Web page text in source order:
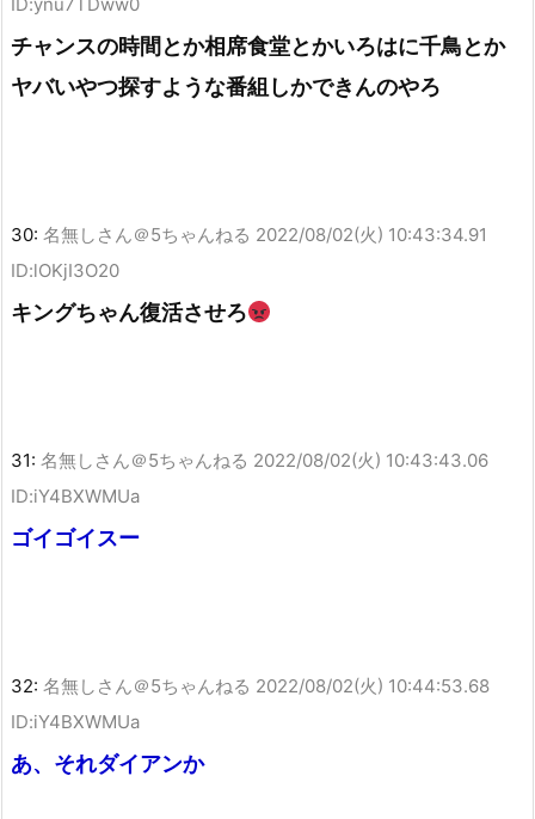
チャンスの時間とか相席食堂とかいろはに千鳥とか
ヤバいやつ探すような番組しかできんのやろ
30: 名無しさん＠5ちゃんねる 2022/08/02(火) 10:43:34.91
ID:lOKjI3O20
キングちゃん復活させろ
31: 名無しさん＠5ちゃんねる 2022/08/02(火) 10:43:43.06
ID:iY4BXWMUa
ゴイゴイスー
32: 名無しさん＠5ちゃんねる 2022/08/02(火) 10:44:53.68
ID:iY4BXWMUa
あ、それダイアンか